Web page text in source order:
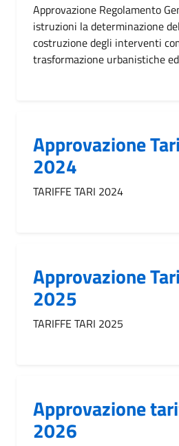
Approvazione Regolamento
istruzioni la determinazione
costruzione degli interventi
trasformazione urbanistiche
Approvazione
2024
TARIFFE TARI 2024
Approvazione
2025
TARIFFE TARI 2025
Approvazione
2026